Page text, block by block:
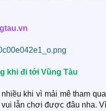
khi đi tới Vũng Tàu
khi vì mải mê tham
vui lẫn chơi được đâu nha.